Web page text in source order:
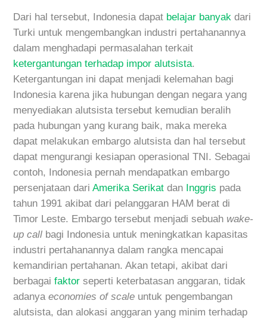
Dari hal tersebut, Indonesia dapat belajar banyak dari
Turki untuk mengembangkan industri pertahanannya
dalam menghadapi permasalahan terkait
ketergantungan terhadap impor alutsista.
Ketergantungan ini dapat menjadi kelemahan bagi
Indonesia karena jika hubungan dengan negara yang
menyediakan alutsista tersebut kemudian beralih
pada hubungan yang kurang baik, maka mereka
dapat melakukan embargo alutsista dan hal tersebut
dapat mengurangi kesiapan operasional TNI. Sebagai
contoh, Indonesia pernah mendapatkan embargo
persenjataan dariAmerika Serikat dan Inggris pada
tahun 1991 akibat dari pelanggaran HAM berat di
Timor Leste. Embargo tersebut menjadi sebuah wake-
up call bagi Indonesia untuk meningkatkan kapasitas
industri pertahanannya dalam rangka mencapai
kemandirian pertahanan. Akan tetapi, akibat dari
berbagaifaktor seperti keterbatasan anggaran, tidak
adanyaeconomies of scale untuk pengembangan
alutsista, dan alokasi anggaran yang minim terhadap